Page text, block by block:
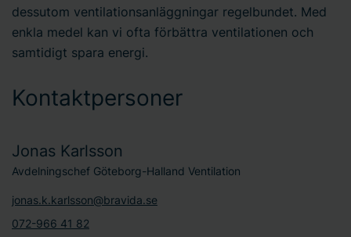
dessutom ventilationsanläggningar regelbundet. Med
enkla medel kan vi ofta förbättra ventilationen och
samtidigt spara energi.
Kontaktpersoner
Jonas Karlsson
Avdelningschef Göteborg-Halland Ventilation
jonas.k.karlsson@bravida.se
072-966 41 82